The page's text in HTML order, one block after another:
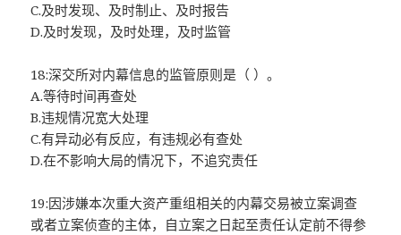
C.及时发现、及时制止、及时报告
D.及时发现，及时处理，及时监管
18:深交所对内幕信息的监管原则是（ ）。
A.等待时间再查处
B.违规情况宽大处理
C.有异动必有反应，有违规必有查处
D.在不影响大局的情况下，不追究责任
19:因涉嫌本次重大资产重组相关的内幕交易被立案调查
或者立案侦查的主体，自立案之日起至责任认定前不得参